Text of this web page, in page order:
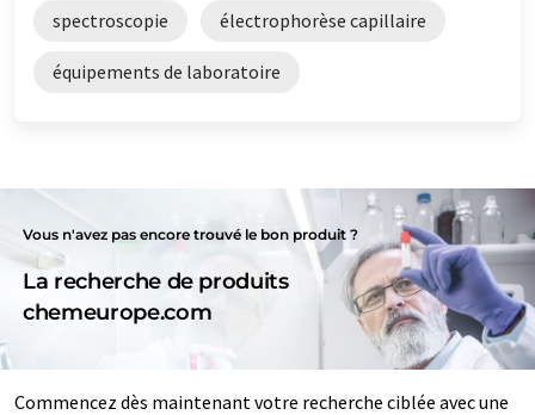
spectroscopie électrophorèse capillaire
équipements de laboratoire
Vous n'avez pas encore trouvé le bon produit ?
La recherche de produits
chemeurope.com
Commencez dès maintenant votre recherche ciblée avec une